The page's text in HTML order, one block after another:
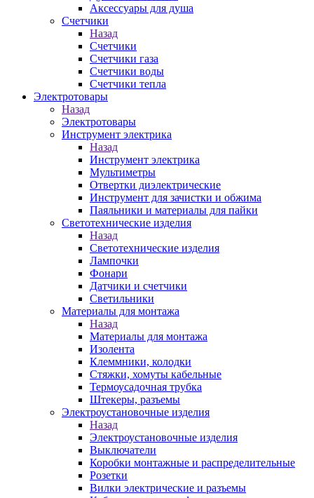
Аксессуары для душа
Счетчики
Назад
Счетчики
Счетчики газа
Счетчики воды
Счетчики тепла
Электротовары
Назад
Электротовары
Инструмент электрика
Назад
Инструмент электрика
Мультиметры
Отвертки диэлектрические
Инструмент для зачистки и обжима
Паяльники и материалы для пайки
Светотехнические изделия
Назад
Светотехнические изделия
Лампочки
Фонари
Датчики и счетчики
Светильники
Материалы для монтажа
Назад
Материалы для монтажа
Изолента
Клеммники, колодки
Стяжки, хомуты кабельные
Термоусадочная трубка
Штекеры, разъемы
Электроустановочные изделия
Назад
Электроустановочные изделия
Выключатели
Коробки монтажные и распределительные
Розетки
Вилки электрические и разъемы